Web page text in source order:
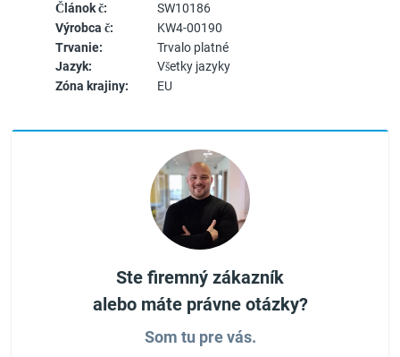
Článok č:
SW10186
Výrobca č:
KW4-00190
Trvanie:
Trvalo platné
Jazyk:
Všetky jazyky
Zóna krajiny:
EU
Ste firemný zákazník
alebo máte právne otázky?
Som tu pre vás.